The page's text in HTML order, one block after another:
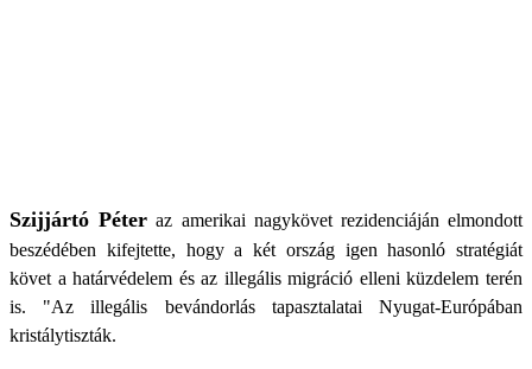
Szijjártó Péter az amerikai nagykövet rezidenciáján elmondott
beszédében kifejtette, hogy a két ország igen hasonló stratégiát
követ a határvédelem és az illegális migráció elleni küzdelem terén
is. "Az illegális bevándorlás tapasztalatai Nyugat-Európában
kristálytiszták.